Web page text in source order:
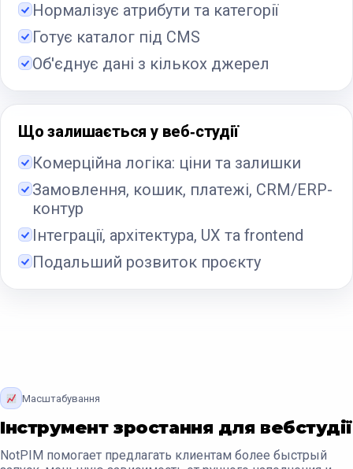
Нормалізує атрибути та категорії
Готує каталог під CMS
Об'єднує дані з кількох джерел
Що залишається у веб‑студії
Комерційна логіка: ціни та залишки
Замовлення, кошик, платежі, CRM/ERP-
контур
Інтеграції, архітектура, UX та frontend
Подальший розвиток проєкту
Масштабування
Інструмент зростання для вебстудії
NotPIM помогает предлагать клиентам более быстрый